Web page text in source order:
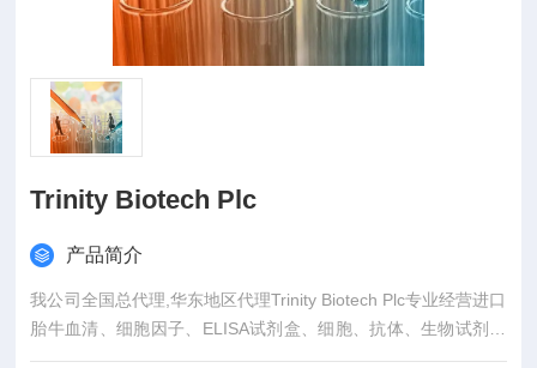
Trinity Biotech Plc
产品简介
我公司全国总代理,华东地区代理Trinity Biotech Plc专业经营进口
胎牛血清、细胞因子、ELISA试剂盒、细胞、抗体、生物试剂、
耗材、培养基、一抗、二抗、其产品吸附均匀，吸附性好，空白